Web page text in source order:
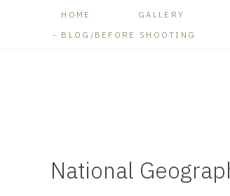
HOME GALLERY
BLOG/BEFORE SHOOTING
National